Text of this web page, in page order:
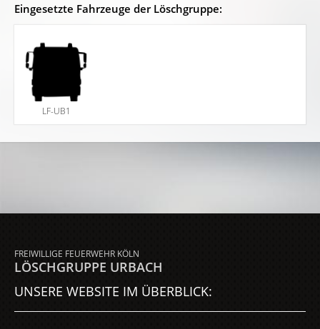
Eingesetzte Fahrzeuge der Löschgruppe:
LF-UB1
FREIWILLIGE FEUERWEHR KÖLN
LÖSCHGRUPPE URBACH
UNSERE WEBSITE IM ÜBERBLICK: